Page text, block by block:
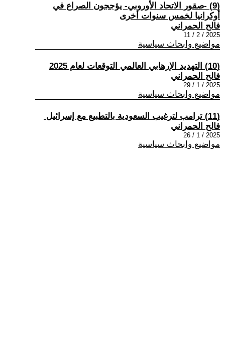
(9) ‏-صقور الاتحاد الأوروبي- يؤججون الصراع في
أوكرانيا لخمس سنوات أخرى
فالح الحمراني
2025 / 2 / 11
مواضيع وابحاث سياسية
(10) التهديد الإرهابي العالمي التوقعات لعام 2025
فالح الحمراني
2025 / 1 / 29
مواضيع وابحاث سياسية
(11) ترامب لترغيب السعودية بالتطبيع مع إسرائيل ‏
فالح الحمراني
2025 / 1 / 26
مواضيع وابحاث سياسية